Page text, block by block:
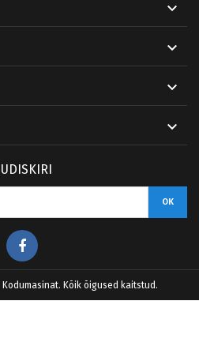




Facebook
Kõik õigused kaitstud.